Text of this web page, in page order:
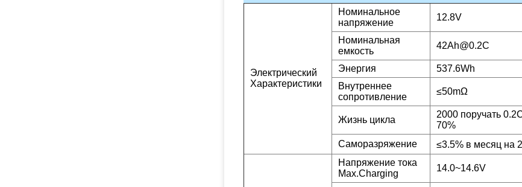
Электрический
Характеристики
Номинальное
напряжение
12.8V
Номинальная
емкость
42Ah@0.2C
Энергия
537.6Wh
Внутреннее
сопротивление
≤50mΩ
Жизнь цикла
2000 поручать
70%
Саморазряжение
≤3.5% в месяц на
Напряжение тока
Max.Charging
14.0~14.6V